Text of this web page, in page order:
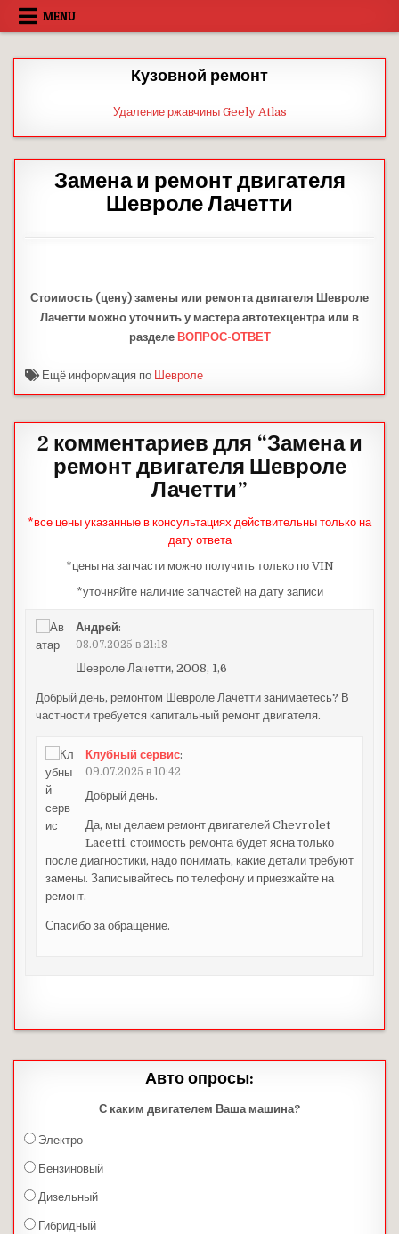
Skip
MENU
Кузовной ремонт
Удаление ржавчины Geely Atlas
Замена и ремонт двигателя
Шевроле Лачетти
Стоимость (цену) замены или ремонта двигателя Шевроле
Лачетти можно уточнить у мастера автотехцентра или в
разделе ВОПРОС-ОТВЕТ
Ещё информация по Шевроле
2 комментариев для “Замена и
ремонт двигателя Шевроле
Лачетти”
*все цены указанные в консультациях действительны только на
дату ответа
*цены на запчасти можно получить только по VIN
*уточняйте наличие запчастей на дату записи
Андрей:
08.07.2025 в 21:18
Шевроле Лачетти, 2008, 1,6
Добрый день, ремонтом Шевроле Лачетти занимаетесь? В
частности требуется капитальный ремонт двигателя.
Клубный сервис:
09.07.2025 в 10:42
Добрый день.
Да, мы делаем ремонт двигателей Chevrolet
Lacetti, стоимость ремонта будет ясна только
после диагностики, надо понимать, какие детали требуют
замены. Записывайтесь по телефону и приезжайте на
ремонт.
Спасибо за обращение.
Авто опросы:
С каким двигателем Ваша машина?
Электро
Бензиновый
Дизельный
Гибридный